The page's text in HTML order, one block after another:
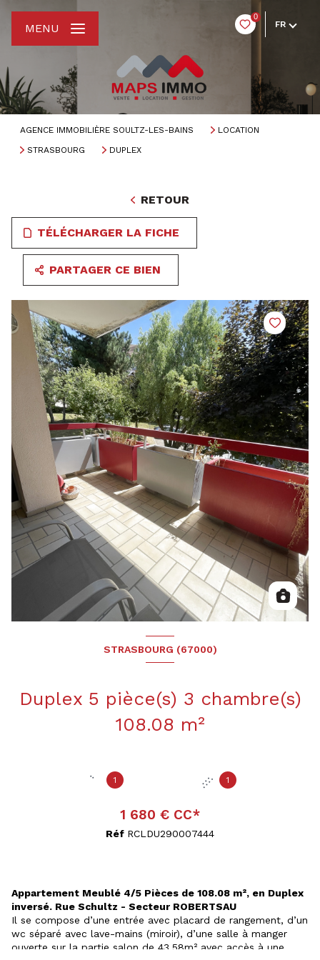
0
FR
MENU
AGENCE IMMOBILIÈRE SOULTZ-LES-BAINS
LOCATION
STRASBOURG
DUPLEX
RETOUR
TÉLÉCHARGER LA FICHE
PARTAGER CE BIEN
STRASBOURG (67000)
Duplex 5 pièce(s) 3 chambre(s)
108.08 m²
1 1
1 680 € CC*
Réf RCLDU290007444
Appartement Meublé 4/5 Pièces de 108.08 m², en Duplex
inversé. Rue Schultz - Secteur ROBERTSAU
Il se compose d’une entrée avec placard de rangement, d’un
wc séparé avec lave-mains (miroir), d’une salle à manger
ouverte sur la partie salon de 43.58m² avec accès à une